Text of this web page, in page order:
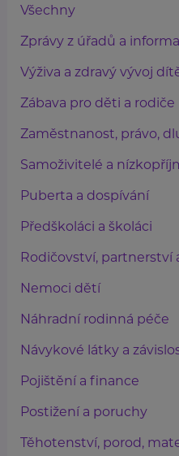
Všechny
Zprávy z úřadů a
Výživa a zdravý vývoj
Zábava pro děti a rodiče
Zaměstnanost, právo,
Samoživitelé a
Puberta a dospívání
Předškoláci a školáci
Rodičovství, partnerství
Nemoci dětí
Náhradní rodinná péče
Návykové látky a
Pojištění a finance
Postižení a poruchy
Těhotenství, porod,